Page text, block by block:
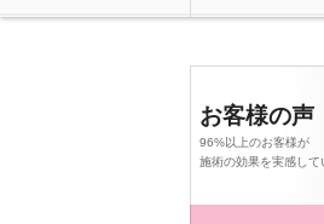
お客様の声
96%以上のお客様が
施術の効果を実感して